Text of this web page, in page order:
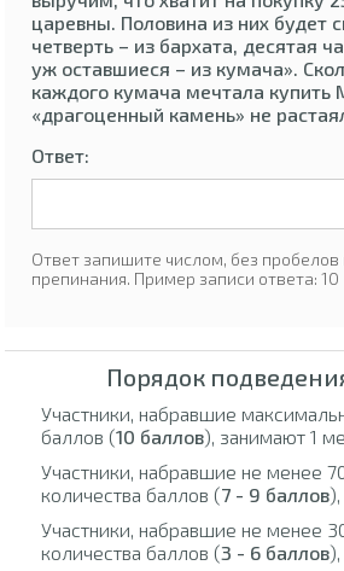
царевны. Половина из них будет
четверть – из бархата, десятая
уж оставшиеся – из кумача».
каждого кумача мечтала купить
«драгоценный камень» не
Ответ:
Ответ запишите числом, без пробелов
препинания. Пример записи ответа: 10
Порядок
Участники, набравшие
баллов (10 баллов), занимают 1
Участники, набравшие не менее
количества баллов (7 - 9 баллов
Участники, набравшие не менее
количества баллов (3 - 6 баллов